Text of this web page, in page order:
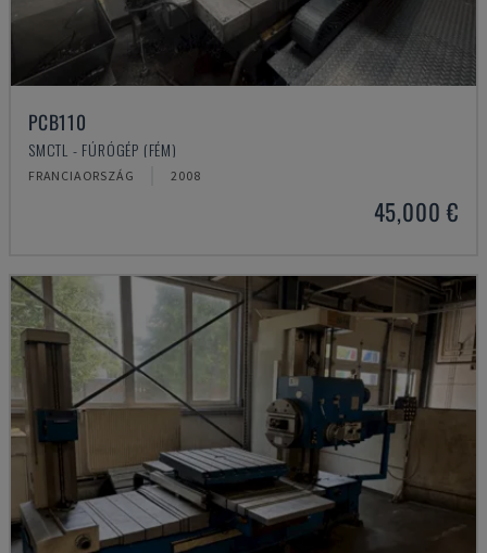
PCB110
SMCTL - FÚRÓGÉP (FÉM)
FRANCIAORSZÁG 2008
45,000 €